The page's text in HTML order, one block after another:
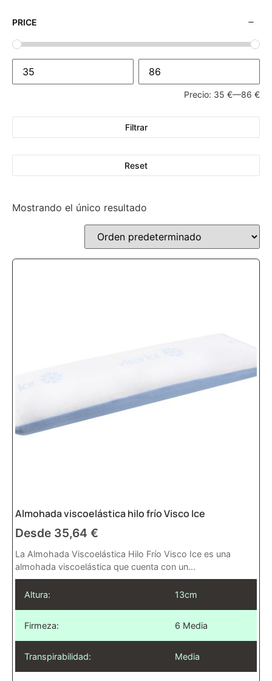
PRICE
Precio: 35 €—86 €
Filtrar
Reset
Mostrando el único resultado
Almohada viscoelástica hilo frío Visco Ice
Desde 35,64 €
La Almohada Viscoelástica Hilo Frío Visco Ice es una
almohada viscoelástica que cuenta con un...
Altura: 13cm
Firmeza: 6 Media
Transpirabilidad: Media